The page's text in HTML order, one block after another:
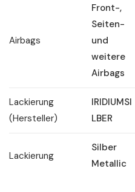
Airbags
Front-,
Seiten-
und
weitere
Airbags
Lackierung
(Hersteller)
IRIDIUMSI
LBER
Lackierung
Silber
Metallic